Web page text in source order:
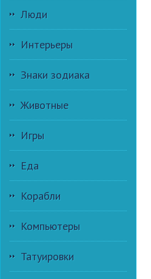
Люди
Интерьеры
Знаки зодиака
Животные
Игры
Еда
Корабли
Компьютеры
Татуировки